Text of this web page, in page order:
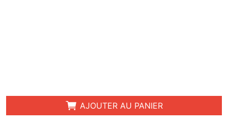
AJOUTER AU PANIER